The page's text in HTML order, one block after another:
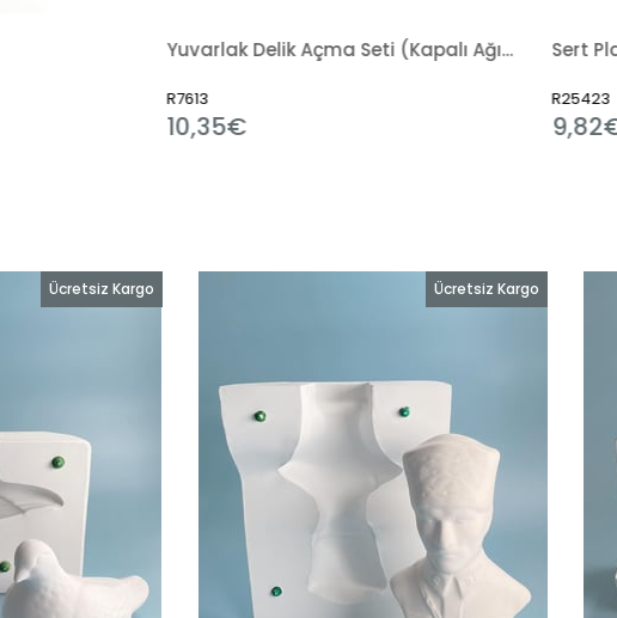
Yuvarlak Delik Açma Seti (Kapalı Ağız) Sert Plastik Tokmak
9,82€
Ücretsiz Kargo Ücretsiz Kargo